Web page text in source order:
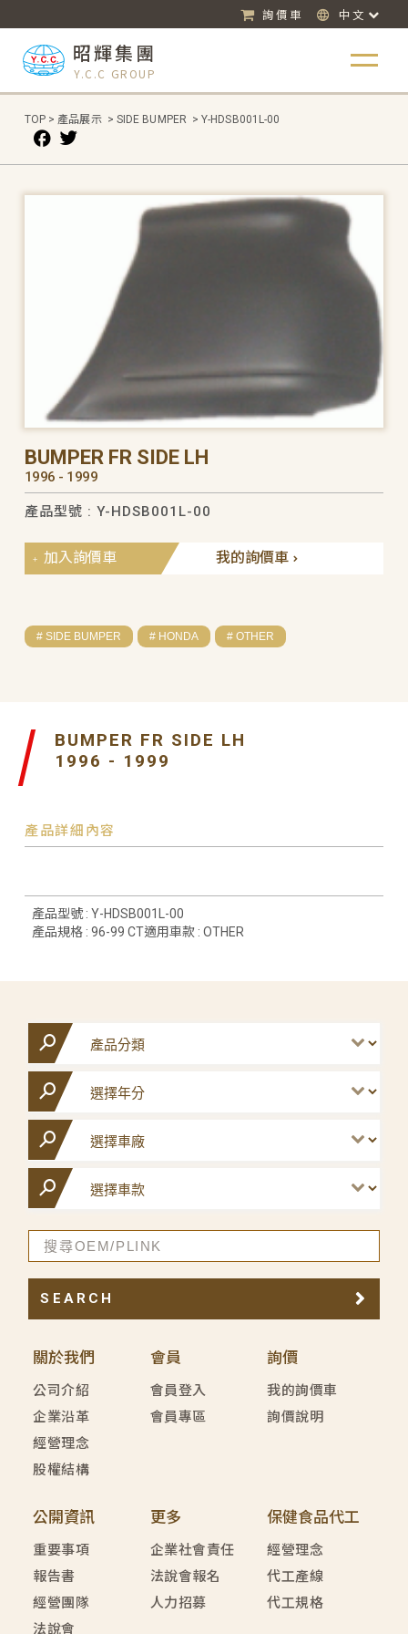
詢價車 中文
昭輝集團
Y.C.C GROUP
TOP > 產品展示 > SIDE BUMPER > Y-HDSB001L-00
BUMPER FR SIDE LH
1996 - 1999
產品型號 : Y-HDSB001L-00
我的詢價車
加入詢價車
# SIDE BUMPER # HONDA # OTHER
BUMPER FR SIDE LH
1996 - 1999
產品詳細內容
產品型號 : Y-HDSB001L-00
產品規格 : 96-99 CT適用車款 : OTHER
關於我們
公司介紹
企業沿革
經營理念
股權結構
會員
會員登入
會員專區
詢價
我的詢價車
詢價說明
公開資訊
重要事項
報告書
經營團隊
法說會
更多
企業社會責任
法說會報名
人力招募
保健食品代工
經營理念
代工產線
代工規格
SEARCH